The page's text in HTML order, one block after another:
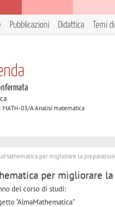
Pubblicazioni Didattica Temi
03/A Analisi matematica
per migliorare la
per migliorare
del corso di studi:
"AlmaMathematica"